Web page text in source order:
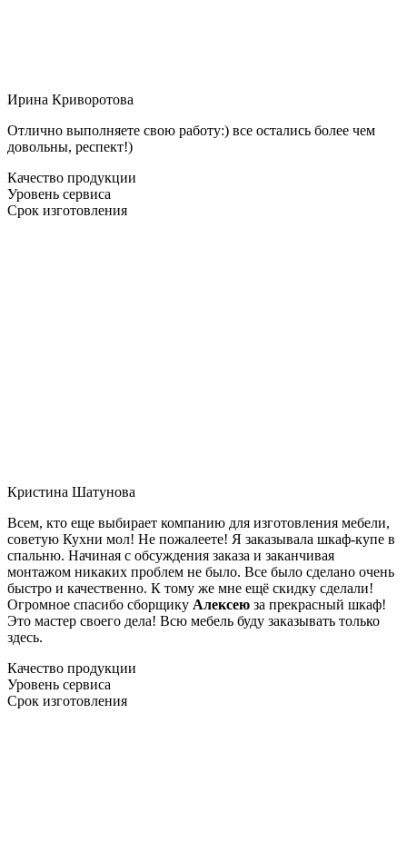
Ирина Криворотова
Отлично выполняете свою работу:) все остались более чем
довольны, респект!)
Качество продукции
Уровень сервиса
Срок изготовления
Кристина Шатунова
Всем, кто еще выбирает компанию для изготовления мебели,
советую Кухни мол! Не пожалеете! Я заказывала шкаф-купе в
спальню. Начиная с обсуждения заказа и заканчивая
монтажом никаких проблем не было. Все было сделано очень
быстро и качественно. К тому же мне ещё скидку сделали!
Огромное спасибо сборщику Алексею за прекрасный шкаф!
Это мастер своего дела! Всю мебель буду заказывать только
здесь.
Качество продукции
Уровень сервиса
Срок изготовления